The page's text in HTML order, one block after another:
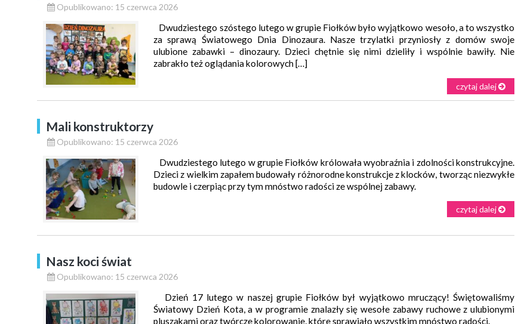
Opublikowano: 15 czerwca 2026
Dwudziestego szóstego lutego w grupie Fiołków było wyjątkowo wesoło, a to wszystko
za sprawą Światowego Dnia Dinozaura. Nasze trzylatki przyniosły z domów swoje
ulubione zabawki – dinozaury. Dzieci chętnie się nimi dzieliły i wspólnie bawiły. Nie
zabrakło też oglądania kolorowych […]
czytaj dalej
Mali konstruktorzy
Opublikowano: 15 czerwca 2026
Dwudziestego lutego w grupie Fiołków królowała wyobraźnia i zdolności konstrukcyjne.
Dzieci z wielkim zapałem budowały różnorodne konstrukcje z klocków, tworząc niezwykłe
budowle i czerpiąc przy tym mnóstwo radości ze wspólnej zabawy.
czytaj dalej
Nasz koci świat
Opublikowano: 15 czerwca 2026
Dzień 17 lutego w naszej grupie Fiołków był wyjątkowo mruczący! Świętowaliśmy
Światowy Dzień Kota, a w programie znalazły się wesołe zabawy ruchowe z ulubionymi
pluszakami oraz twórcze kolorowanie, które sprawiało wszystkim mnóstwo radości.